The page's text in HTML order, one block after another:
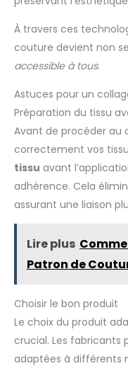
À travers ces
couture devient non
accessible à tous.
Astuces pour un
Préparation du tissu
Avant de procéder au
correctement vos
tissu avant
adhérence. Cela
assurant une liaison
Lire plus
Patron de
Choisir le bon produit
Le choix du produit
crucial. Les fabricants
adaptées à différents